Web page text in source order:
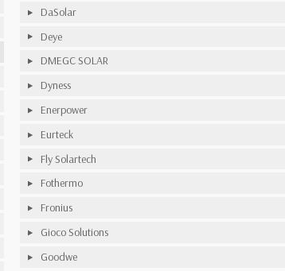
DaSolar
Deye
DMEGC SOLAR
Dyness
Enerpower
Eurteck
Fly Solartech
Fothermo
Fronius
Gioco Solutions
Goodwe